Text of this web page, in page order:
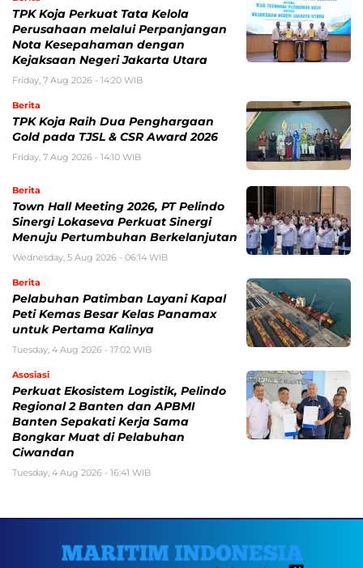
TPK Koja Perkuat Tata Kelola
Perusahaan melalui Perpanjangan
Nota Kesepahaman dengan
Kejaksaan Negeri Jakarta Utara
Friday, 7 Aug 2026 - 14:20 WIB
Berita
TPK Koja Raih Dua Penghargaan
Gold pada TJSL & CSR Award 2026
Friday, 7 Aug 2026 - 14:10 WIB
Berita
Town Hall Meeting 2026, PT Pelindo
Sinergi Lokaseva Perkuat Sinergi
Menuju Pertumbuhan Berkelanjutan
Wednesday, 5 Aug 2026 - 06:14 WIB
Berita
Pelabuhan Patimban Layani Kapal
Peti Kemas Besar Kelas Panamax
untuk Pertama Kalinya
Tuesday, 4 Aug 2026 - 17:02 WIB
Asosiasi
Perkuat Ekosistem Logistik, Pelindo
Regional 2 Banten dan APBMI
Banten Sepakati Kerja Sama
Bongkar Muat di Pelabuhan
Ciwandan
Tuesday, 4 Aug 2026 - 16:41 WIB